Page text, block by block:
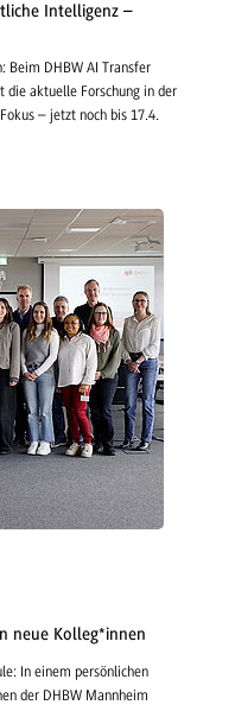
Intelligenz –
Beim DHBW AI Transfer
die aktuelle Forschung in der
– jetzt noch bis 17.4.
neue Kolleg*innen
In einem persönlichen
der DHBW Mannheim